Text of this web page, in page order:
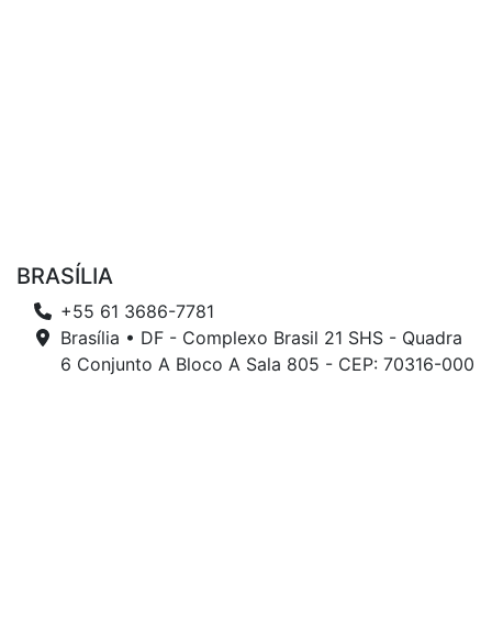
BRASÍLIA
+55 61 3686-7781
Brasília • DF - Complexo Brasil 21 SHS - Quadra
6 Conjunto A Bloco A Sala 805 - CEP: 70316-000